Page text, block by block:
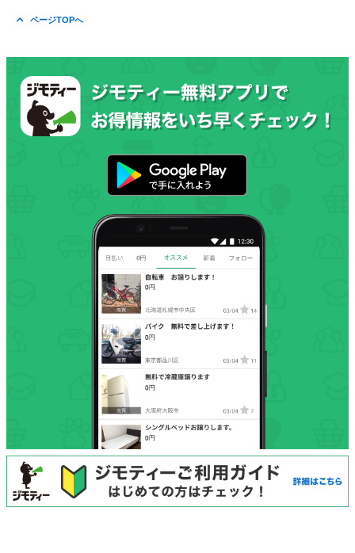
ページTOPへ